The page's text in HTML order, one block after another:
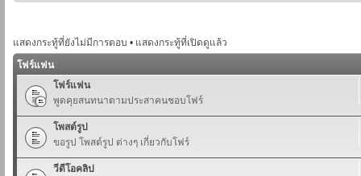
แสดงกระทู้ที่ยังไม่มีการตอบ • แสดงกระทู้ที่เปิดดูแล้ว
โฟร์แฟน
โฟร์แฟน
พูดคุยสนทนาตามประสาคนชอบโฟร์
โพสต์รูป
ขอรูป โพสต์รูป ต่างๆ เกี่ยวกับโฟร์
วีดีโอคลิป